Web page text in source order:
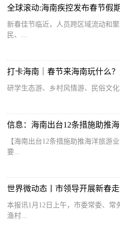
全球滚动:海南疾控发布春节假
新春佳节临近，人员跨区域流动和
民、...
打卡海南｜春节来海南玩什么
【海南出台12条措施助推海洋旅游
要...
世界微动态丨市领导开展新春
本报讯1月12日上午，市委常委、常
渔村...